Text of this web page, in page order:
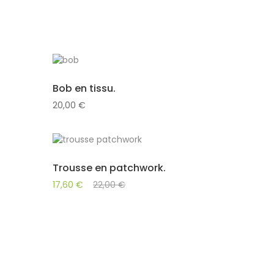
Bob en tissu.
20,00 €
Trousse en patchwork.
17,60 € 22,00€